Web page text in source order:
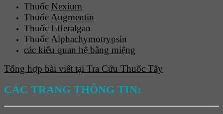
Thuốc Nexium
Thuốc Augmentin
Thuốc Efferalgan
Thuốc Alphachymotrypsin
các kiểu quan hệ bằng miệng
Tổng hợp bài viết tại Tra Cứu Thuốc Tây
CÁC TRANG THÔNG TIN: